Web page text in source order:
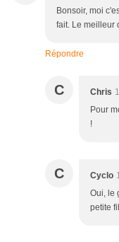
Bonsoir, moi
fait. Le meilleur
Répondre
C Chris
Pour
!
C Cyclo
Oui, le
petite